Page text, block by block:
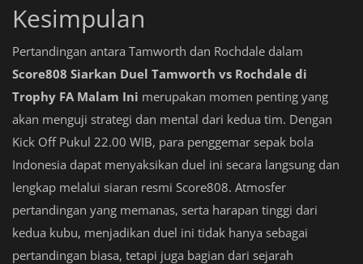
Kesimpulan
Pertandingan antara Tamworth dan Rochdale dalam
Score808 Siarkan Duel Tamworth vs Rochdale di
Trophy FA Malam Ini merupakan momen penting yang
akan menguji strategi dan mental dari kedua tim. Dengan
Kick Off Pukul 22.00 WIB, para penggemar sepak bola
Indonesia dapat menyaksikan duel ini secara langsung dan
lengkap melalui siaran resmi Score808. Atmosfer
pertandingan yang memanas, serta harapan tinggi dari
kedua kubu, menjadikan duel ini tidak hanya sebagai
pertandingan biasa, tetapi juga bagian dari sejarah